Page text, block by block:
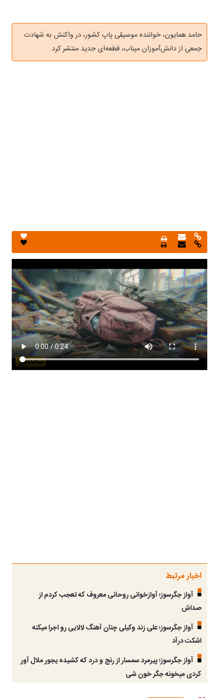
حامد همایون، خواننده موسیقی پاپ کشور، در واکنش به شهادت
جمعی از دانش‌آموزان میناب، قطعه‌ای جدید منتشر کرد.
اخبار مرتبط
آواز جگرسوز؛ آوازخوانی روحانی معروف که تعجب کردم از
صداش
آواز جگرسوز؛ علی زند وکیلی چنان آهنگ لالایی رو اجرا میکنه
اشکت درآد
آواز جگرسوز؛ پیرمرد سمسار از رنج و درد که کشیده یجور ملال آور
کردی میخونه جگر خون شی